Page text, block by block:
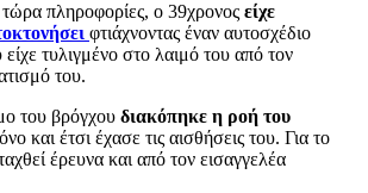
πληροφορίες, ο 39χρονος είχε
φτιάχνοντας έναν αυτοσχέδιο
τυλιγμένο στο λαιμό του από τον
του.
του βρόγχου διακόπηκε η ροή του
και έτσι έχασε τις αισθήσεις του. Για το
έρευνα και από τον εισαγγελέα